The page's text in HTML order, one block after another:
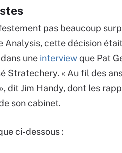
pas beaucoup
Analysis, cette décision
une interviewque Pat
Stratechery. « Au fil des
dit Jim Handy, dont les
son cabinet.
ci-dessous :